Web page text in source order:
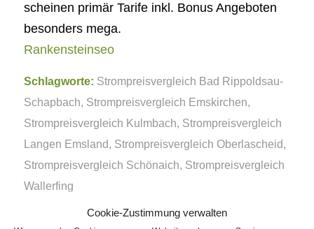
Cookie-Zustimmung verwalten
scheinen primär Tarife inkl. Bonus Angeboten
besonders mega.
Rankensteinseo
Schlagworte: Strompreisvergleich Bad Rippoldsau-
Schapbach, Strompreisvergleich Emskirchen,
Strompreisvergleich Kulmbach, Strompreisvergleich
Langen Emsland, Strompreisvergleich Oberlascheid,
Strompreisvergleich Schönaich, Strompreisvergleich
Wallerfing